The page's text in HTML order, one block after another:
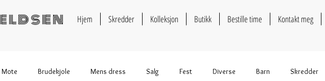
Hjem Skredder Kolleksjon Butikk Bestille time Kontakt meg
Mote Brudekjole Mens dress Salg Fest Diverse Barn Skredder